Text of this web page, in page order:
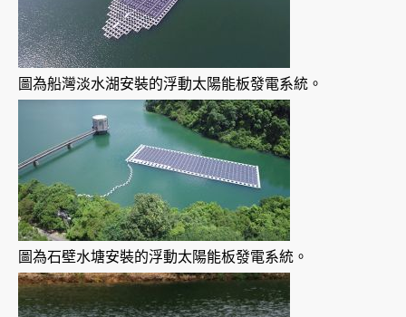
圖為船灣淡水湖安裝的浮動太陽能板發電系統。
圖為石壁水塘安裝的浮動太陽能板發電系統。